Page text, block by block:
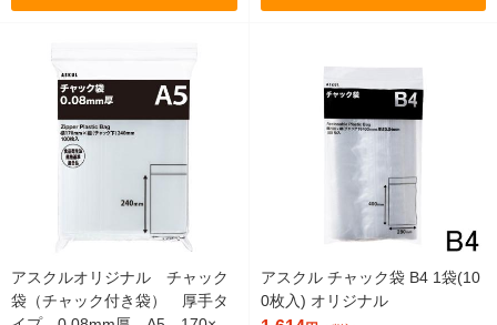
アスクルオリジナル チャック
袋（チャック付き袋） 厚手タ
アスクル チャック袋 B4 1袋(10
0枚入) オリジナル